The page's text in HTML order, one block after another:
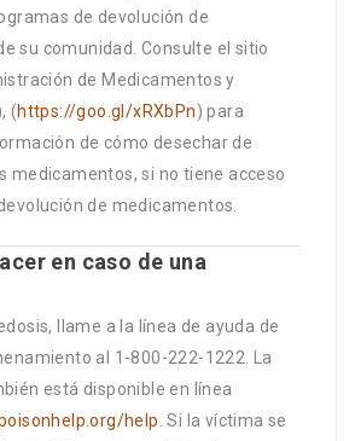
de devolución de
su comunidad. Consulte el sitio
de Medicamentos y
(https://goo.gl/xRXbPn) para
de cómo desechar de
medicamentos, si no tiene acceso
de medicamentos.
en caso de una
llame a la línea de ayuda de
al 1-800-222-1222. La
está disponible en línea
help . Si la víctima se